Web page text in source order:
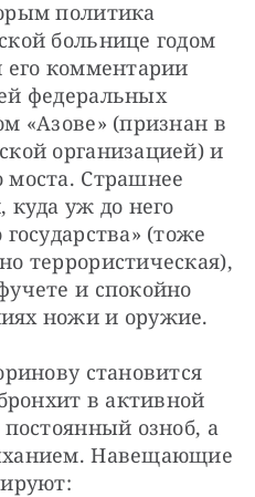
политика
больнице годом
его комментарии
федеральных
«Азове» (признан в
организацией) и
Страшнее
куда уж до него
(тоже
террористическая),
и спокойно
ножи и оружие.
становится
в активной
озноб, а
Навещающие